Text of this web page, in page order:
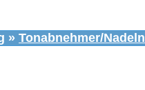
» Tonabnehmer/Nadeln